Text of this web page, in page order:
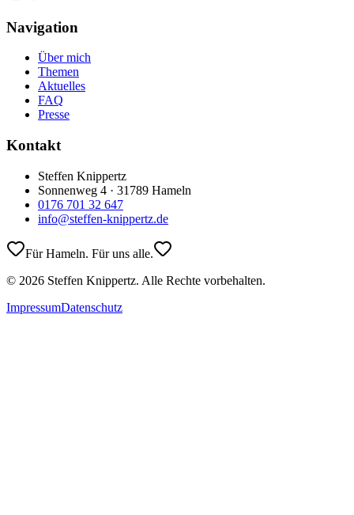
Navigation
Über mich
Themen
Aktuelles
FAQ
Presse
Kontakt
Steffen Knippertz
Sonnenweg 4 · 31789 Hameln
0176 701 32 647
info@steffen-knippertz.de
Für Hameln. Für uns alle.
© 2026 Steffen Knippertz. Alle Rechte vorbehalten.
ImpressumDatenschutz